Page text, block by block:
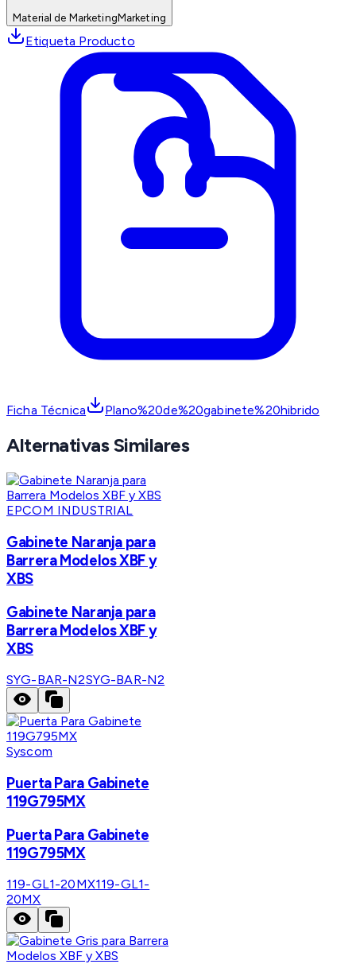
Material de MarketingMarketing
Etiqueta Producto
Ficha Técnica Plano%20de%20gabinete%20hibrido
Alternativas Similares
EPCOM INDUSTRIAL
Gabinete Naranja para
Barrera Modelos XBF y
XBS
Gabinete Naranja para
Barrera Modelos XBF y
XBS
SYG-BAR-N2SYG-BAR-N2
Syscom
Puerta Para Gabinete
119G795MX
Puerta Para Gabinete
119G795MX
119-GL1-20MX119-GL1-
20MX